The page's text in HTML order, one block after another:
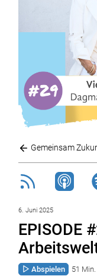
Gemeinsam
6. Juni 2025
EPISODE
Abspielen 51 Min.